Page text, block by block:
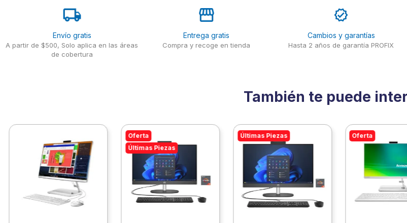
Envío gratis
A partir de $500, Solo aplica en las áreas
de cobertura
Entrega gratis
Compra y recoge en tienda
Cambios y garantías
Hasta 2 años de garantía PROFIX
También te puede
Oferta
Últimas Piezas
Últimas Piezas Oferta